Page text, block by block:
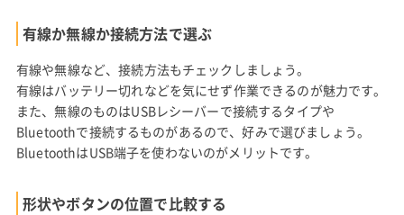
有線か無線か接続方法で選ぶ
有線や無線など、接続方法もチェックしましょう。
有線はバッテリー切れなどを気にせず作業できるのが魅力です。
また、無線のものはUSBレシーバーで接続するタイプや
Bluetoothで接続するものがあるので、好みで選びましょう。
BluetoothはUSB端子を使わないのがメリットです。
形状やボタンの位置で比較する